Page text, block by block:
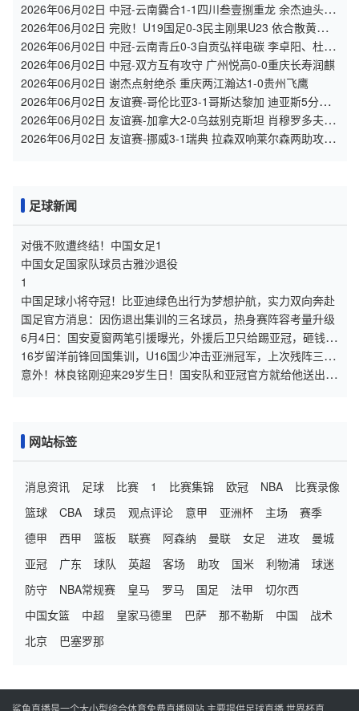
2026年06月02日 中冠-云南爨合1-1四川叁壹捌重龙 余杰迪头球
绝平
2026年06月02日 完败！U19国足0-3民主刚果U23 依合散黄油手
U19国足0射门0角球
2026年06月02日 中冠-云南青丘0-3自贡弘祥电碳 李卓阳、杜威
薇破门
2026年06月02日 中冠-双方互有攻守 广州悦高0-0重庆长寿润麒
2026年06月02日 谢杰点射绝杀 重庆两江瀚达1-0贵州飞鹰
2026年06月02日 友谊赛-哥伦比亚3-1哥斯达黎加 迪亚斯5分钟
传射 J罗精彩助攻
2026年06月02日 友谊赛-加拿大2-0乌兹别克斯坦 肖穆罗多夫失
单刀 奥卢瓦塞伊两助
2026年06月02日 友谊赛-挪威3-1瑞典 拉森双响莱尔森两助攻伊
足球新闻
对俄不败遭终结！中国女足1
中国女足国家队球员古雅沙退役
1
中国足球小将夺冠！比亚迪绿色出行为梦想护航，实力双向奔赴
国足官方消息：因伤退出集训的三名球员，热身赛阵容考量升级
6月4日：国安夏窗两笔引援曝光，外援后卫只给踢亚冠，砸钱签
回铜梁龙主力
16岁留洋前锋回国集训，U16国少冲击亚洲冠军，上次残阵三连
胜
意外！林良铭刚迎来29岁生日！国安队和亚冠官方就给他送出大
网站标签
消息资讯 足球 比赛 1 比赛集锦 欧冠 NBA
比赛录像
篮球
CBA 球员 观点评论 意甲 亚洲杯 主场
赛季
德甲
西甲 篮板 联赛 阿森纳 曼联 女足 进攻
曼城
亚冠
广东 球队 英超 客场 助攻 国米 利物浦
球迷
防守
NBA常规赛 皇马 罗马 国足 法甲
切尔西
中国女篮
中超 皇家马德里 巴萨 那不勒斯 中国
战术
北京
巴塞罗那
鲨鱼直播是一个大小型综合体育免费直播网站,主要提供足球直播,世界杯直